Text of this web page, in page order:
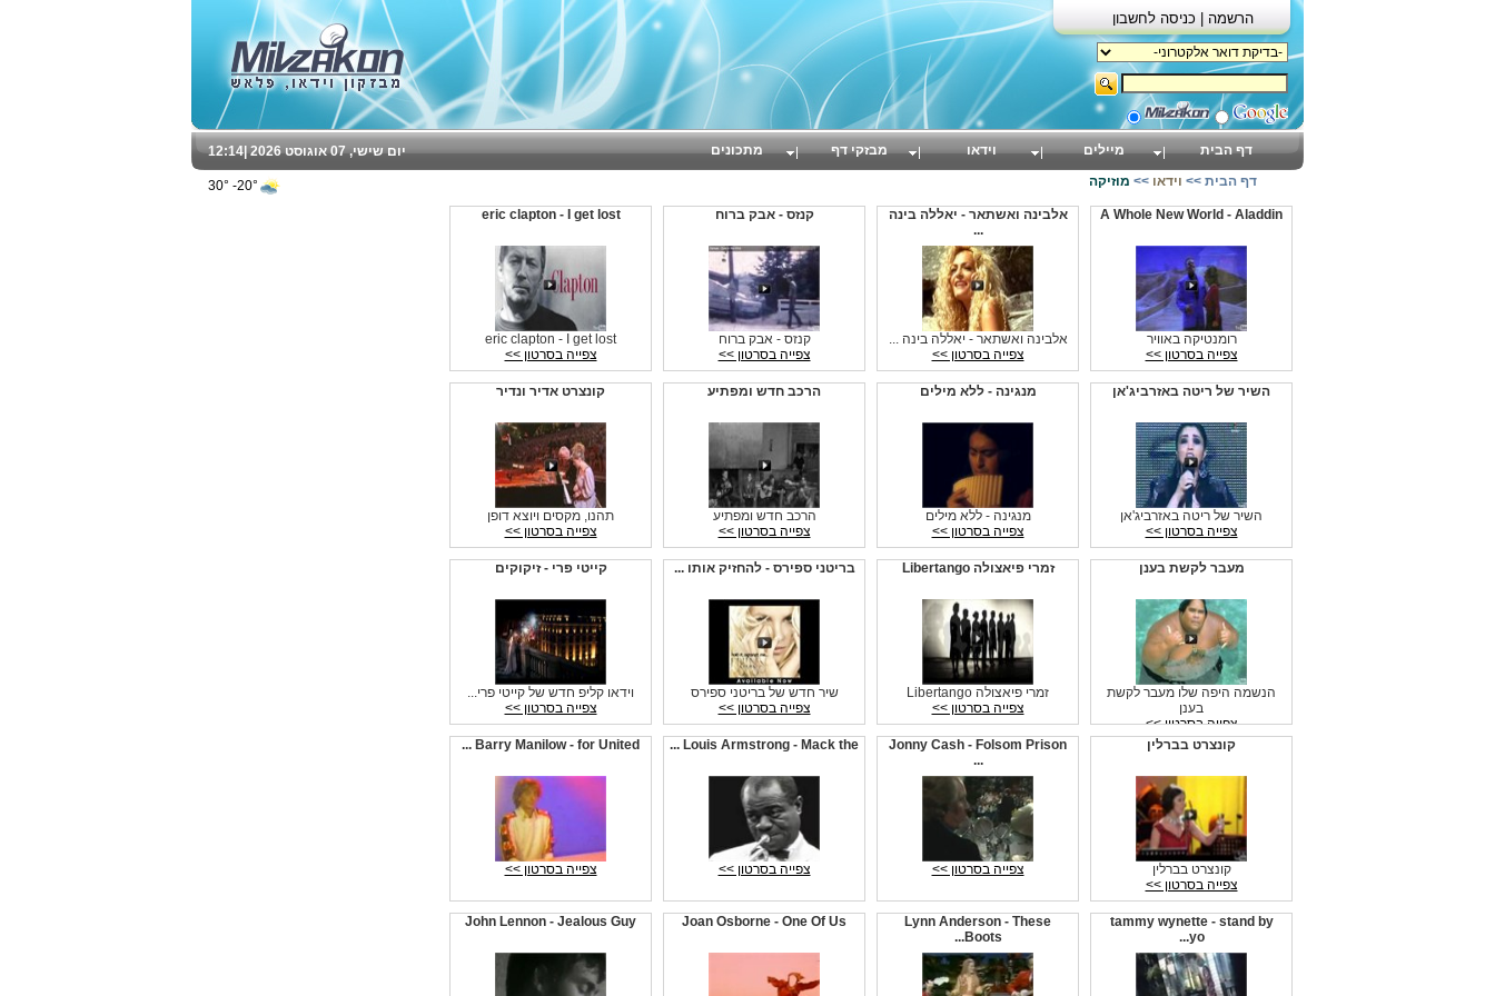
A Whole New World - Aladdin
רומנטיקה באוויר
צפייה בסרטון >>
אלבינה ואשתאר - יאללה בינה
...
אלבינה ואשתאר - יאללה בינה ...
צפייה בסרטון >>
קנזס - אבק ברוח
קנזס - אבק ברוח
צפייה בסרטון >>
eric clapton - I get lost
eric clapton - I get lost
צפייה בסרטון >>
השיר של ריטה באזרביג'אן
השיר של ריטה באזרביג'אן
צפייה בסרטון >>
מנגינה - ללא מילים
מנגינה - ללא מילים
צפייה בסרטון >>
הרכב חדש ומפתיע
הרכב חדש ומפתיע
צפייה בסרטון >>
קונצרט אדיר ונדיר
תהנו, מקסים ויוצא דופן
צפייה בסרטון >>
מעבר לקשת בענן
הנשמה היפה שלו מעבר לקשת
בענן
צפייה בסרטון >>
זמרי פיאצולה Libertango
זמרי פיאצולה Libertango
צפייה בסרטון >>
בריטני ספירס - להחזיק אותו ...
שיר חדש של בריטני ספירס
צפייה בסרטון >>
קייטי פרי - זיקוקים
וידאו קליפ חדש של קייטי פרי...
צפייה בסרטון >>
קונצרט בברלין
קונצרט בברלין
צפייה בסרטון >>
Jonny Cash - Folsom Prison
...
צפייה בסרטון >>
Louis Armstrong - Mack the ...
צפייה בסרטון >>
Barry Manilow - for United ...
צפייה בסרטון >>
tammy wynette - stand by
yo...
Lynn Anderson - These
Boots...
Joan Osborne - One Of Us
John Lennon - Jealous Guy
12:14 יום שישי, 07 אוגוסט 2026 | דף הבית מיילים וידאו מבזקי דף מתכונים
20°- 30° דף הבית >> וידאו >> מוזיקה
הרשמה | כניסה לחשבון